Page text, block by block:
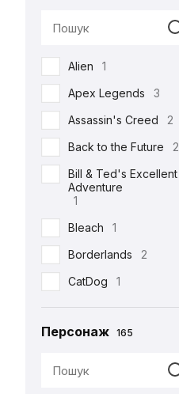
Toys Era
Weta Workshop
Alien
1
Apex Legends
3
Assassin's Creed
2
Back to the Future
2
Bill & Ted's Excellent
Adventure
1
Bleach
1
Borderlands
2
CatDog
1
Charlie and the
1
5
Персонаж 165